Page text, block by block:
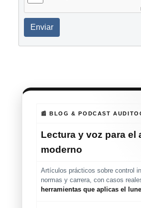
Enviar
📰 BLOG & PODCAST
Lectura y voz para el
moderno
Artículos prácticos sobre control
normas y carrera, con casos
herramientas que aplicas el